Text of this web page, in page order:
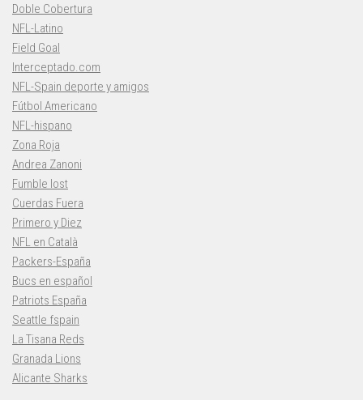
Doble Cobertura
NFL-Latino
Field Goal
Interceptado.com
NFL-Spain deporte y amigos
Fútbol Americano
NFL-hispano
Zona Roja
Andrea Zanoni
Fumble lost
Cuerdas Fuera
Primero y Diez
NFL en Català
Packers-España
Bucs en español
Patriots España
Seattle fspain
La Tisana Reds
Granada Lions
Alicante Sharks